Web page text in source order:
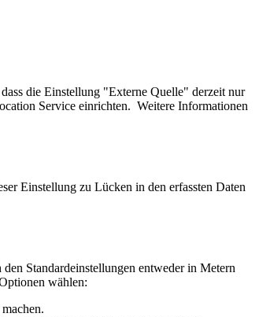
die Einstellung "Externe Quelle" derzeit nur
Service einrichten. Weitere Informationen
Einstellung zu Lücken in den erfassten Daten
Standardeinstellungen entweder in Metern
wählen: